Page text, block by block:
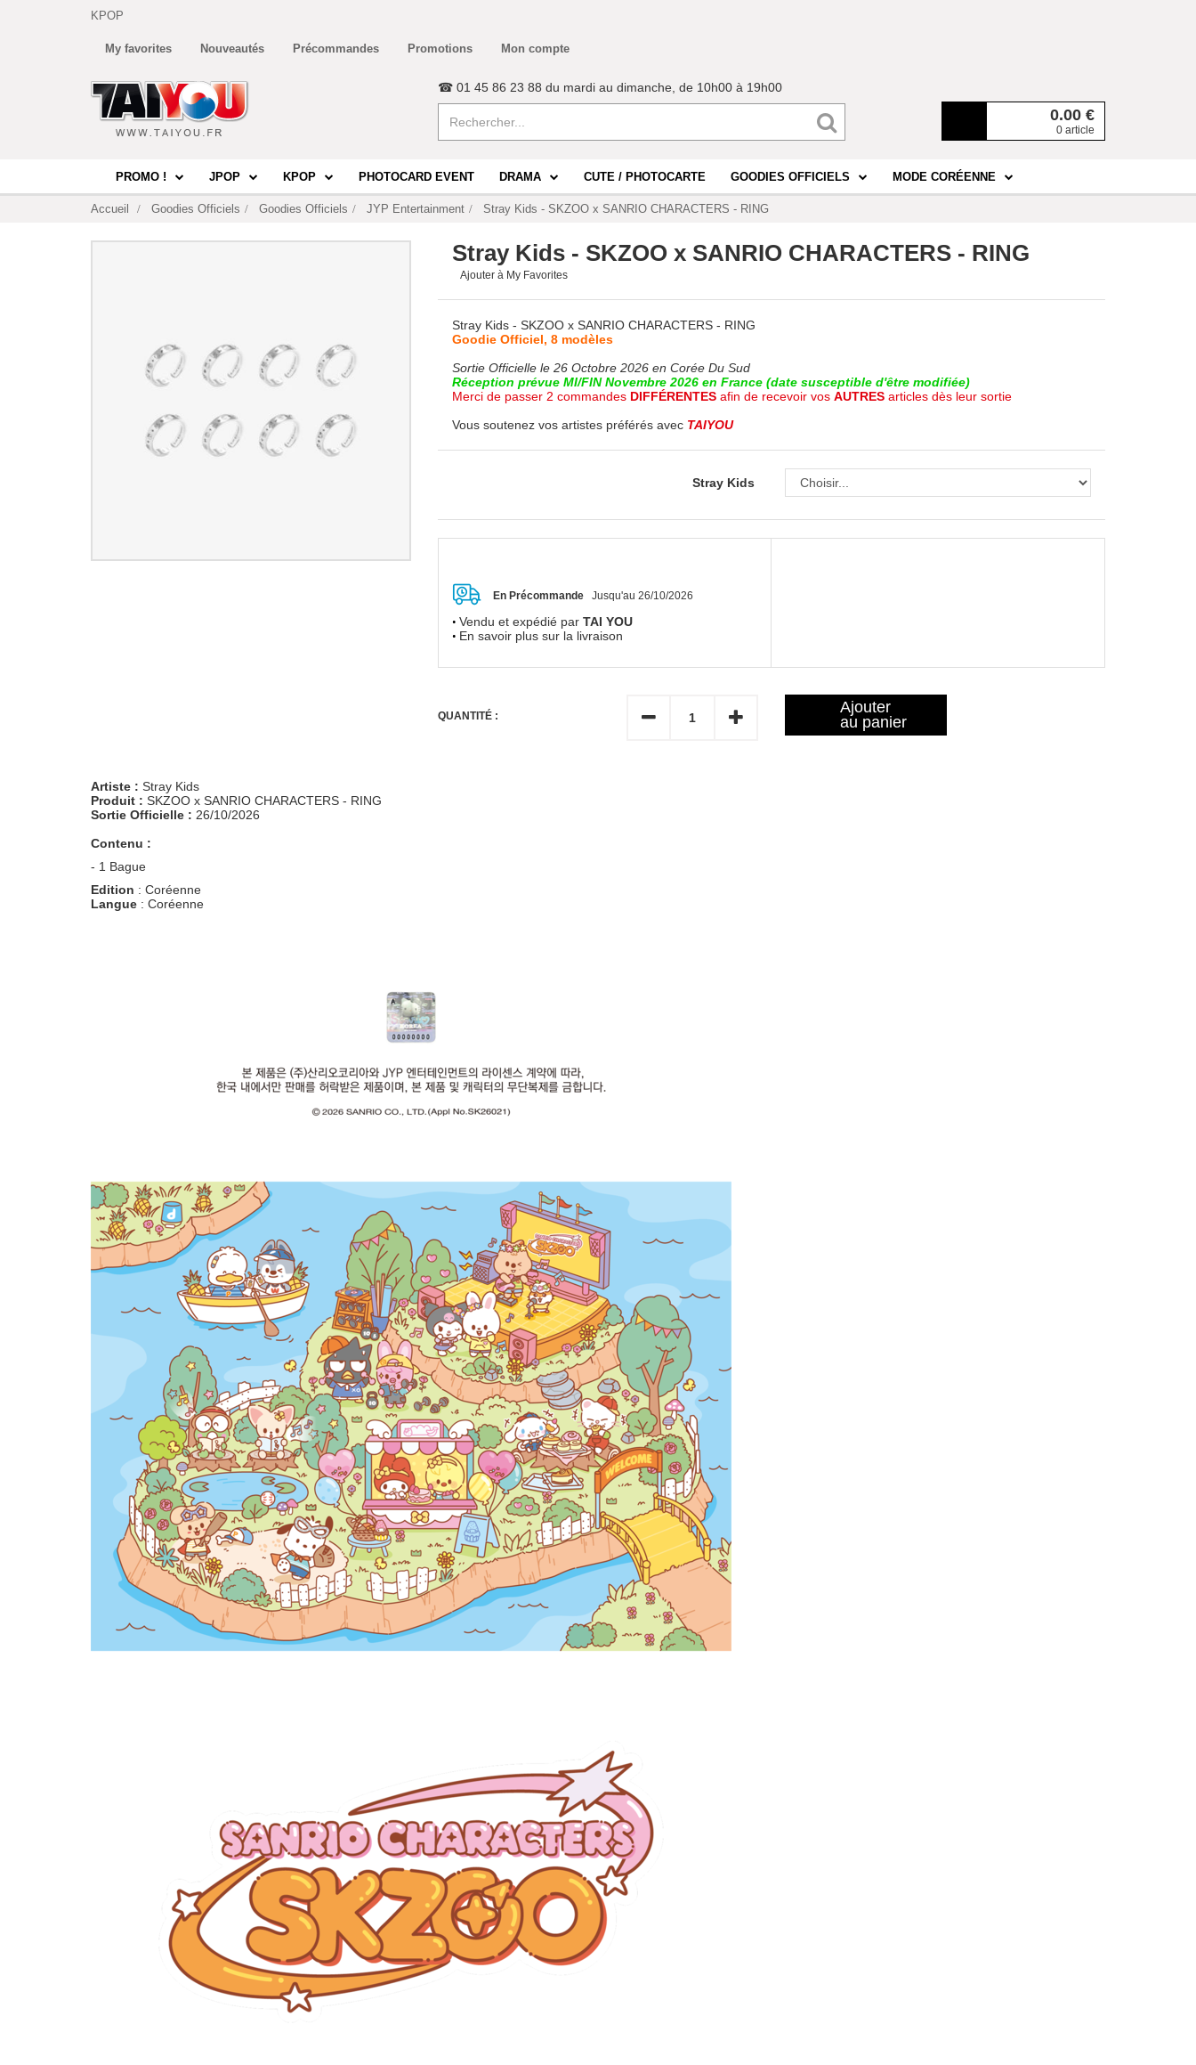
KPOP
My favorites Nouveautés Précommandes Promotions Mon compte
0.00 €
0 article
☎ 01 45 86 23 88 du mardi au dimanche, de 10h00 à 19h00
PROMO ! JPOP KPOP PHOTOCARD EVENT DRAMA CUTE / PHOTOCARTE GOODIES OFFICIELS MODE CORÉENNE
Accueil Goodies Officiels Goodies Officiels JYP Entertainment Stray Kids - SKZOO x SANRIO CHARACTERS - RING
Stray Kids - SKZOO x SANRIO CHARACTERS - RING
Ajouter à My Favorites
Stray Kids - SKZOO x SANRIO CHARACTERS - RING
Goodie Officiel, 8 modèles
Sortie Officielle le 26 Octobre 2026 en Corée Du Sud
Réception prévue MI/FIN Novembre 2026 en France (date susceptible d'être modifiée)
Merci de passer 2 commandes DIFFÉRENTES afin de recevoir vos AUTRES articles dès leur sortie
Vous soutenez vos artistes préférés avec TAIYOU
Stray Kids
En Précommande Jusqu'au 26/10/2026
Vendu et expédié par TAI YOU
En savoir plus sur la livraison
QUANTITÉ :
Ajouter
au panier
Artiste : Stray Kids
Produit : SKZOO x SANRIO CHARACTERS - RING
Sortie Officielle : 26/10/2026
Contenu :
- 1 Bague
Edition : Coréenne
Langue : Coréenne